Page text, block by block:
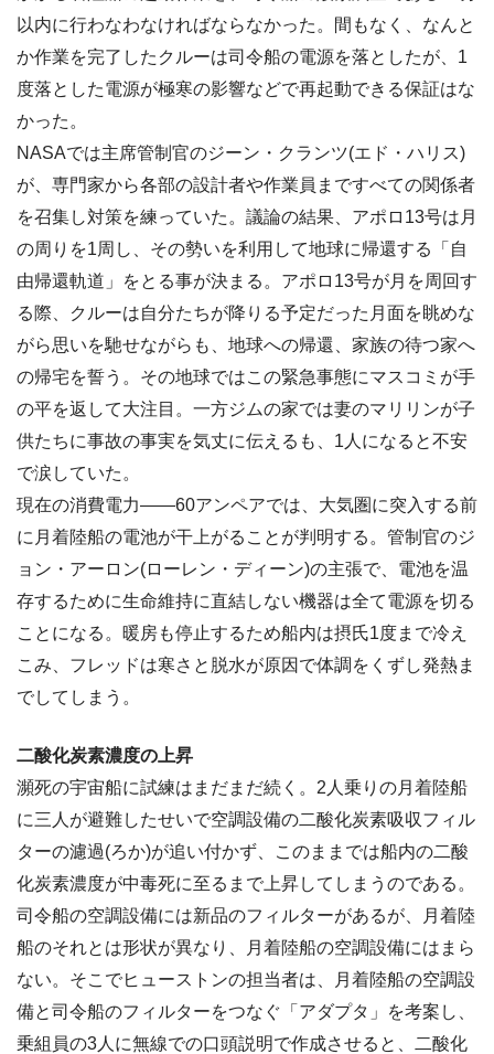
以内に行わなわなければならなかった。間もなく、なんと
か作業を完了したクルーは司令船の電源を落としたが、1
度落とした電源が極寒の影響などで再起動できる保証はな
かった。
NASAでは主席管制官のジーン・クランツ(エド・ハリス)
が、専門家から各部の設計者や作業員まですべての関係者
を召集し対策を練っていた。議論の結果、アポロ13号は月
の周りを1周し、その勢いを利用して地球に帰還する「自
由帰還軌道」をとる事が決まる。アポロ13号が月を周回す
る際、クルーは自分たちが降りる予定だった月面を眺めな
がら思いを馳せながらも、地球への帰還、家族の待つ家へ
の帰宅を誓う。その地球ではこの緊急事態にマスコミが手
の平を返して大注目。一方ジムの家では妻のマリリンが子
供たちに事故の事実を気丈に伝えるも、1人になると不安
で涙していた。
現在の消費電力――60アンペアでは、大気圏に突入する前
に月着陸船の電池が干上がることが判明する。管制官のジ
ョン・アーロン(ローレン・ディーン)の主張で、電池を温
存するために生命維持に直結しない機器は全て電源を切る
ことになる。暖房も停止するため船内は摂氏1度まで冷え
こみ、フレッドは寒さと脱水が原因で体調をくずし発熱ま
でしてしまう。
二酸化炭素濃度の上昇
瀕死の宇宙船に試練はまだまだ続く。2人乗りの月着陸船
に三人が避難したせいで空調設備の二酸化炭素吸収フィル
ターの濾過(ろか)が追い付かず、このままでは船内の二酸
化炭素濃度が中毒死に至るまで上昇してしまうのである。
司令船の空調設備には新品のフィルターがあるが、月着陸
船のそれとは形状が異なり、月着陸船の空調設備にはまら
ない。そこでヒューストンの担当者は、月着陸船の空調設
備と司令船のフィルターをつなぐ「アダプタ」を考案し、
乗組員の3人に無線での口頭説明で作成させると、二酸化